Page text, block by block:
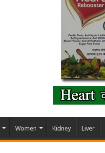
Women Kidney Liver